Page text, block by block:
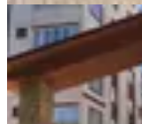
YENİ
5+1·